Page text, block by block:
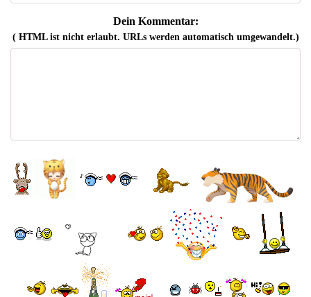
Dein Kommentar:
( HTML ist nichterlaubt. URLs werden automatisch umgewandelt.)